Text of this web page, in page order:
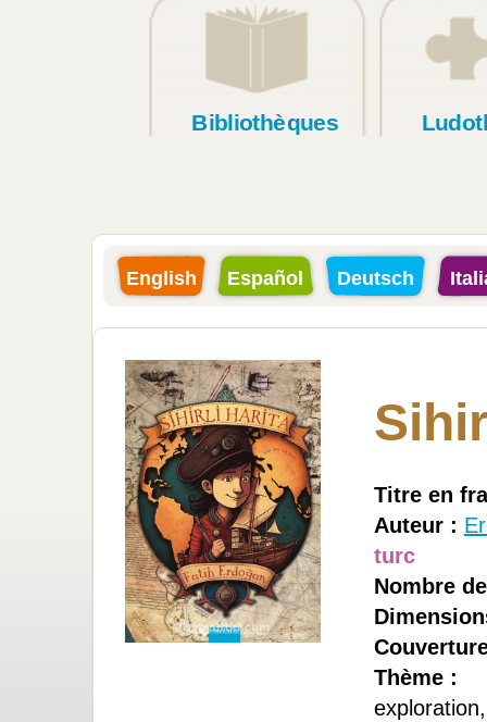
Bibliothèques
English Español Deutsch
Titre en
Auteur :
turc
Nombre
Thème :